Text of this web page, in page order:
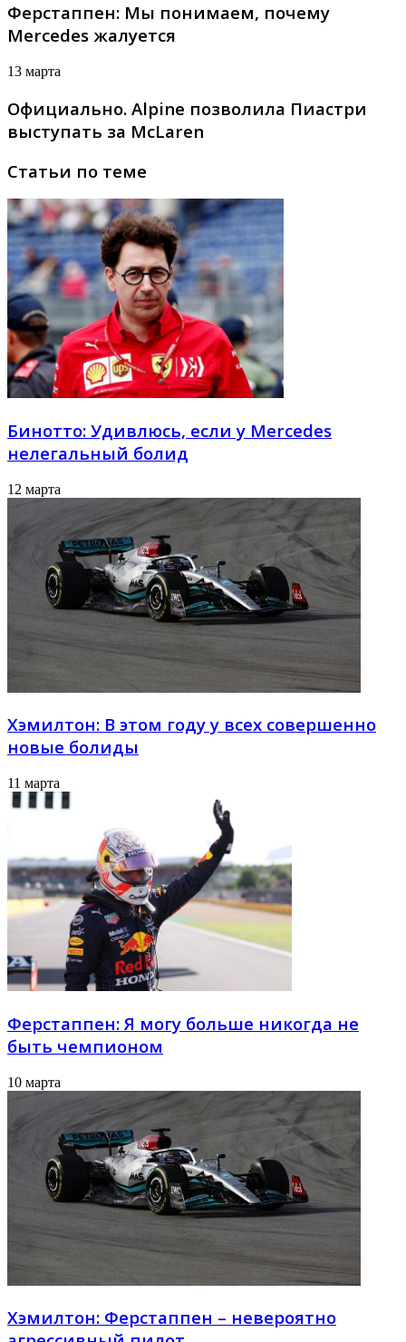
Ферстаппен: Мы понимаем, почему
Mercedes жалуется
13 марта
Официально. Alpine позволила Пиастри
выступать за McLaren
Статьи по теме
Бинотто: Удивлюсь, если у Mercedes
нелегальный болид
12 марта
Хэмилтон: В этом году у всех совершенно
новые болиды
11 марта
Ферстаппен: Я могу больше никогда не
быть чемпионом
10 марта
Хэмилтон: Ферстаппен – невероятно